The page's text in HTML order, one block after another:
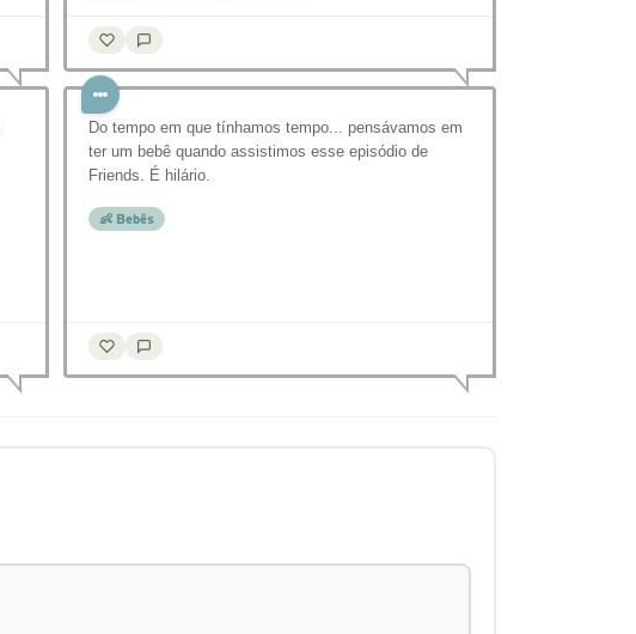
Do tempo em que tínhamos tempo... pensávamos em
ter um bebê quando assistimos esse episódio de
Friends. É hilário.
👶 Bebês